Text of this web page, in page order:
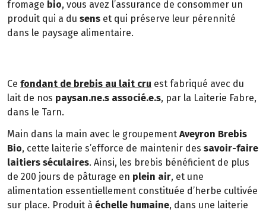
fromage bio, vous avez l’assurance de consommer un
produit qui a du sens et qui préserve leur pérennité
dans le paysage alimentaire.
Ce fondant de brebis au lait cru est fabriqué avec du
lait de nos paysan.ne.s associé.e.s, par la Laiterie Fabre,
dans le Tarn.
Main dans la main avec le groupement Aveyron Brebis
Bio, cette laiterie s’efforce de maintenir des savoir-faire
laitiers séculaires. Ainsi, les brebis bénéficient de plus
de 200 jours de pâturage en plein air, et une
alimentation essentiellement constituée d’herbe cultivée
sur place. Produit à échelle humaine, dans une laiterie